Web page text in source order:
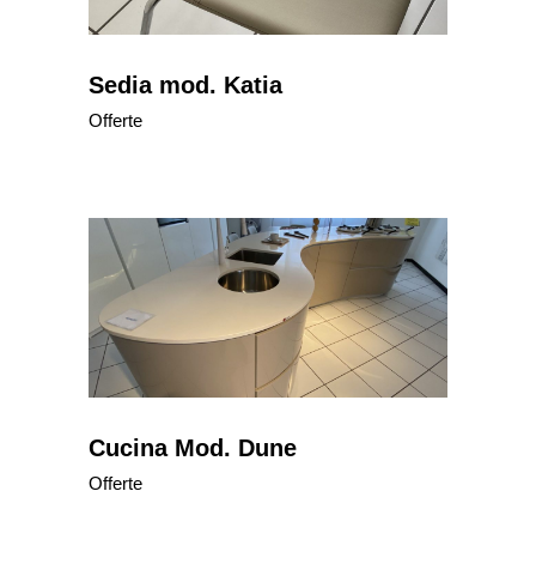
Sedia mod. Katia
Offerte
Cucina Mod. Dune
Offerte